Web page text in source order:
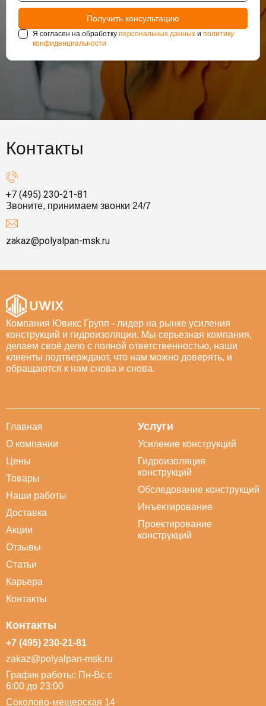
Я согласен на обработку персональных данных и политику
конфиденциальности
Контакты
+7 (495) 230-21-81
Звоните, принимаем звонки 24/7
zakaz@polyalpan-msk.ru
Компания Ювикс Групп - лидер на рынке усиления
конструкций и гидроизоляции. Мы серьезная компания,
делаем своё дело с полной ответственностью, наши
клиенты подтверждают, что нам можно доверять, и
обращаются к нам снова и снова.
Главная
О компании
Цены
Товары
Наши работы
Доставка
Акции
Отзывы
Статьи
Карьера
Контакты
Услуги
Усиление конструкций
Гидроизоляция
конструкций
Обследование конструкций
Инъектирование
Проектирование
конструкций
Контакты
+7 (495) 230-21-81
zakaz@polyalpan-msk.ru
График работы: Пн-Вс с
6:00 до 23:00
Соколово-мещерская 14